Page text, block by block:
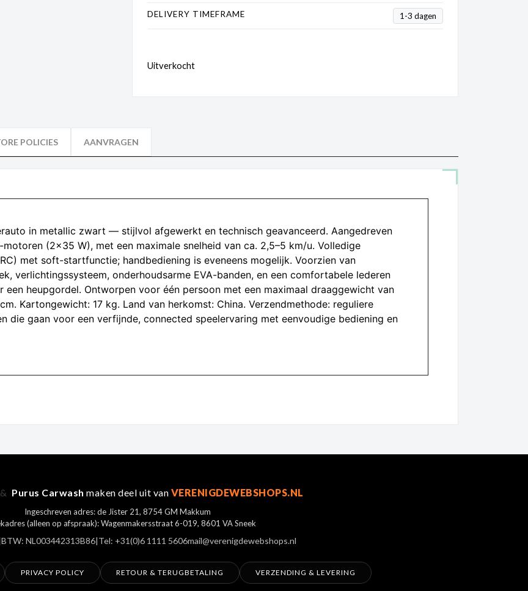
DELIVERY TIMEFRAME 1-3 dagen
Uitverkocht
POLICIES AANVRAGEN
in metallic zwart — stijlvol afgewerkt en technisch geavanceerd. Aangedreven
(2×35 W), met een maximale snelheid van ca. 2,5–5 km/u. Volledige
met soft-startfunctie; handbediening is eveneens mogelijk. Voorzien van
verlichtingssysteem, onderhoudsarme EVA-banden, en een comfortabele lederen
heupgordel. Ontworpen voor één persoon met een maximaal draaggewicht van
Kartongewicht: 17 kg. Land van herkomst: China. Verzendmethode: reguliere
die gaan voor een verfijnde, connected speelervaring met eenvoudige bediening en
& Purus Carwash maken deel uit van VERENIGDEWEBSHOPS.NL
Ingeschreven adres: de Jister 21, 8754 GM Makkum
(alleen op afspraak): Wagenmakersstraat 6-019, 8601 VA Sneek
BTW: NL003442313B86|Tel: +31(0)6 1111 5606mail@verenigdewebshops.nl
PRIVACY POLICY RETOUR & TERUGBETALING VERZENDING & LEVERING